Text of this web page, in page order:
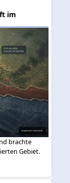
im
brachte
Gebiet.